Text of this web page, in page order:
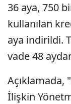
36 aya, 750
kullanılan
aya indirildi.
vade 48
Açıklamada,
İlişkin